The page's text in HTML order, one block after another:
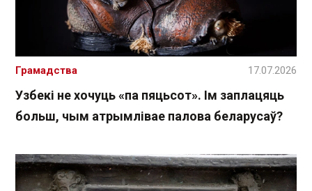
Узбекі не хочуць «па пяцьсот». Ім заплацяць
больш, чым атрымлівае палова беларусаў?
Грамадства 17.07.2026